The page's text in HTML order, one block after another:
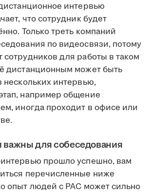
интервью
что сотрудник будет
Только треть компаний
по видеосвязи, потому
сотрудников для работы в таком
дистанционным может быть
нескольких интервью,
например общение
иногда проходит в офисе или
важны для собеседования
прошло успешно, вам
перечисленные ниже
опыт людей с РАС может сильно